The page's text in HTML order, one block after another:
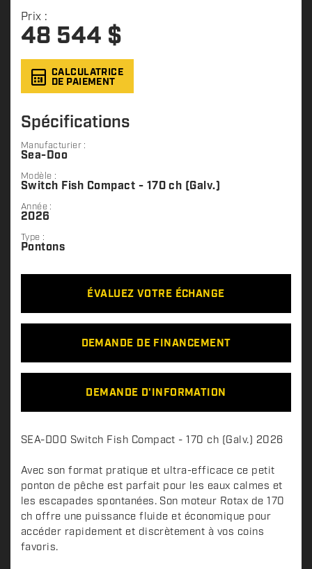
Prix :
48 544 $
CALCULATRICE
DE PAIEMENT
Spécifications
Manufacturier :
Sea-Doo
Modèle :
Switch Fish Compact - 170 ch (Galv.)
Année :
2026
Type :
Pontons
ÉVALUEZ VOTRE ÉCHANGE
DEMANDE DE FINANCEMENT
DEMANDE D'INFORMATION
D
s
c
r
i
p
t
SEA-DOO Switch Fish Compact - 170 ch (Galv.) 2026
Avec son format pratique et ultra-efficace ce petit
ponton de pêche est parfait pour les eaux calmes et
les escapades spontanées. Son moteur Rotax de 170
ch offre une puissance fluide et économique pour
accéder rapidement et discrètement à vos coins
favoris.